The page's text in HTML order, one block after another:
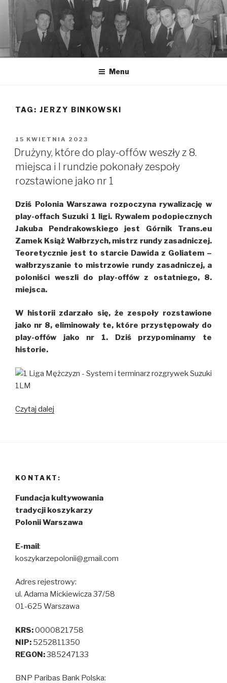
do
treści
Menu
TAG: JERZY BINKOWSKI
OPUBLIKOWANE
W
15 KWIETNIA 2023
Drużyny, które do play-offów weszły z 8.
miejsca i I rundzie pokonały zespoły
rozstawione jako nr 1
Dziś Polonia Warszawa rozpoczyna rywalizację w
play-offach Suzuki 1 ligi. Rywalem podopiecznych
Jakuba Pendrakowskiego jest Górnik Trans.eu
Zamek Książ Wałbrzych, mistrz rundy zasadniczej.
Teoretycznie jest to starcie Dawida z Goliatem –
wałbrzyszanie to mistrzowie rundy zasadniczej, a
poloniści weszli do play-offów z ostatniego, 8.
miejsca.
W historii zdarzało się, że zespoły rozstawione
jako nr 8, eliminowały te, które przystępowały do
play-offów jako nr 1. Dziś przypominamy te
historie.
Czytaj dalej
z
8.
miejsca
i
pokonały
rozstawione
jako
nr
KONTAKT:
Fundacja kultywowania
tradycji koszykarzy
Polonii Warszawa
E-mail:
koszykarzepolonii@gmail.com
Adres rejestrowy:
ul. Adama Mickiewicza 37/58
01-625 Warszawa
KRS:0000821758
NIP: 5252811350
REGON:385247133
BNP Paribas Bank Polska: